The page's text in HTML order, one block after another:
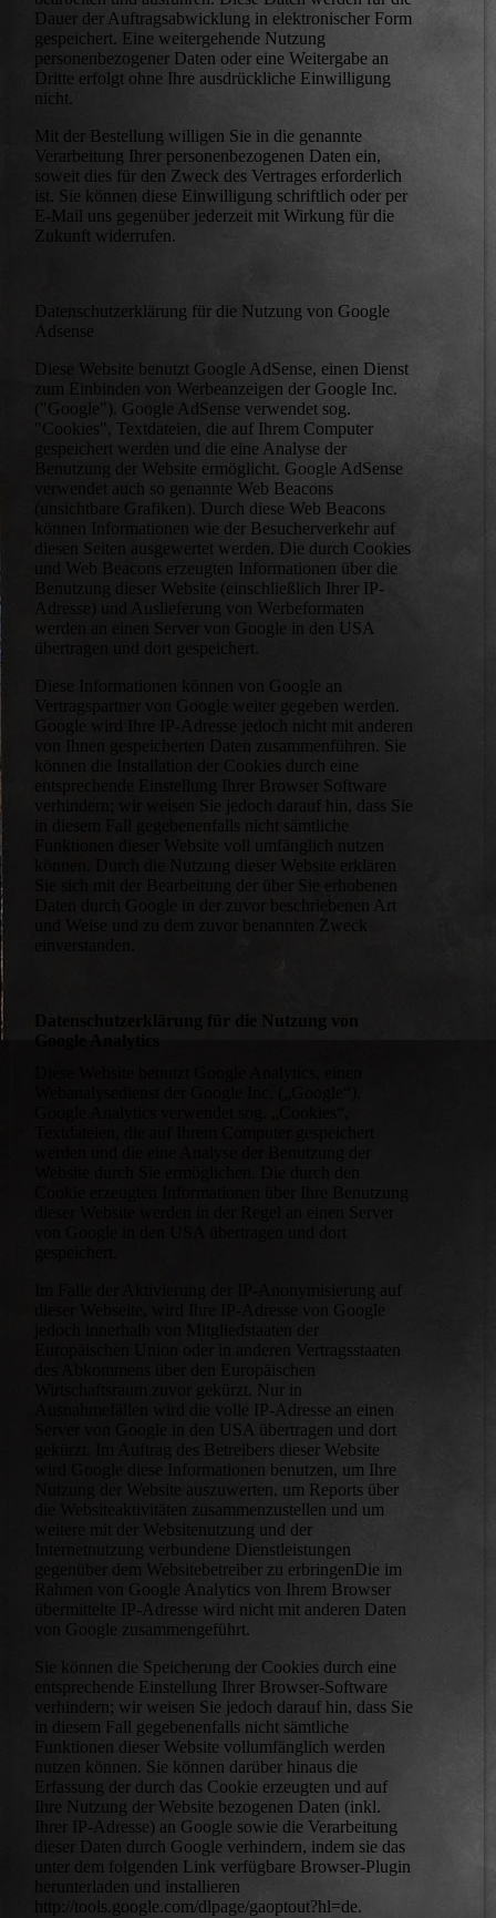
Dauer der Auftragsabwicklung in elektronischer Form
gespeichert. Eine weitergehende Nutzung
personenbezogener Daten oder eine Weitergabe an
Dritte erfolgt ohne Ihre ausdrückliche Einwilligung
nicht.
Mit der Bestellung willigen Sie in die genannte
Verarbeitung Ihrer personenbezogenen Daten ein,
soweit dies für den Zweck des Vertrages erforderlich
ist. Sie können diese Einwilligung schriftlich oder per
E-Mail uns gegenüber jederzeit mit Wirkung für die
Zukunft widerrufen.
Datenschutzerklärung für die Nutzung von Google
Adsense
Diese Website benutzt Google AdSense, einen Dienst
zum Einbinden von Werbeanzeigen der Google Inc.
("Google"). Google AdSense verwendet sog.
"Cookies", Textdateien, die auf Ihrem Computer
gespeichert werden und die eine Analyse der
Benutzung der Website ermöglicht. Google AdSense
verwendet auch so genannte Web Beacons
(unsichtbare Grafiken). Durch diese Web Beacons
können Informationen wie der Besucherverkehr auf
diesen Seiten ausgewertet werden. Die durch Cookies
und Web Beacons erzeugten Informationen über die
Benutzung dieser Website (einschließlich Ihrer IP-
Adresse) und Auslieferung von Werbeformaten
werden an einen Server von Google in den USA
übertragen und dort gespeichert.
Diese Informationen können von Google an
Vertragspartner von Google weiter gegeben werden.
Google wird Ihre IP-Adresse jedoch nicht mit anderen
von Ihnen gespeicherten Daten zusammenführen. Sie
können die Installation der Cookies durch eine
entsprechende Einstellung Ihrer Browser Software
verhindern; wir weisen Sie jedoch darauf hin, dass Sie
in diesem Fall gegebenenfalls nicht sämtliche
Funktionen dieser Website voll umfänglich nutzen
können. Durch die Nutzung dieser Website erklären
Sie sich mit der Bearbeitung der über Sie erhobenen
Daten durch Google in der zuvor beschriebenen Art
und Weise und zu dem zuvor benannten Zweck
Datenschutzerklärung für die Nutzung von
Im Falle der Aktivierung der IP-Anonymisierung auf
dieser Webseite, wird Ihre IP-Adresse von Google
jedoch innerhalb von Mitgliedstaaten der
Europäischen Union oder in anderen Vertragsstaaten
des Abkommens über den Europäischen
Wirtschaftsraum zuvor gekürzt. Nur in
Ausnahmefällen wird die volle IP-Adresse an einen
Server von Google in den USA übertragen und dort
gekürzt. Im Auftrag des Betreibers dieser Website
wird Google diese Informationen benutzen, um Ihre
Nutzung der Website auszuwerten, um Reports über
die Websiteaktivitäten zusammenzustellen und um
weitere mit der Websitenutzung und der
Internetnutzung verbundene Dienstleistungen
gegenüber dem Websitebetreiber zu erbringenDie im
Rahmen von Google Analytics von Ihrem Browser
übermittelte IP-Adresse wird nicht mit anderen Daten
von Google zusammengeführt.
Sie können die Speicherung der Cookies durch eine
entsprechende Einstellung Ihrer Browser-Software
verhindern; wir weisen Sie jedoch darauf hin, dass Sie
in diesem Fall gegebenenfalls nicht sämtliche
Funktionen dieser Website vollumfänglich werden
nutzen können. Sie können darüber hinaus die
Erfassung der durch das Cookie erzeugten und auf
Ihre Nutzung der Website bezogenen Daten (inkl.
Ihrer IP-Adresse) an Google sowie die Verarbeitung
dieser Daten durch Google verhindern, indem sie das
unter dem folgenden Link verfügbare Browser-Plugin
herunterladen und installieren
http://tools.google.com/dlpage/gaoptout?hl=de.